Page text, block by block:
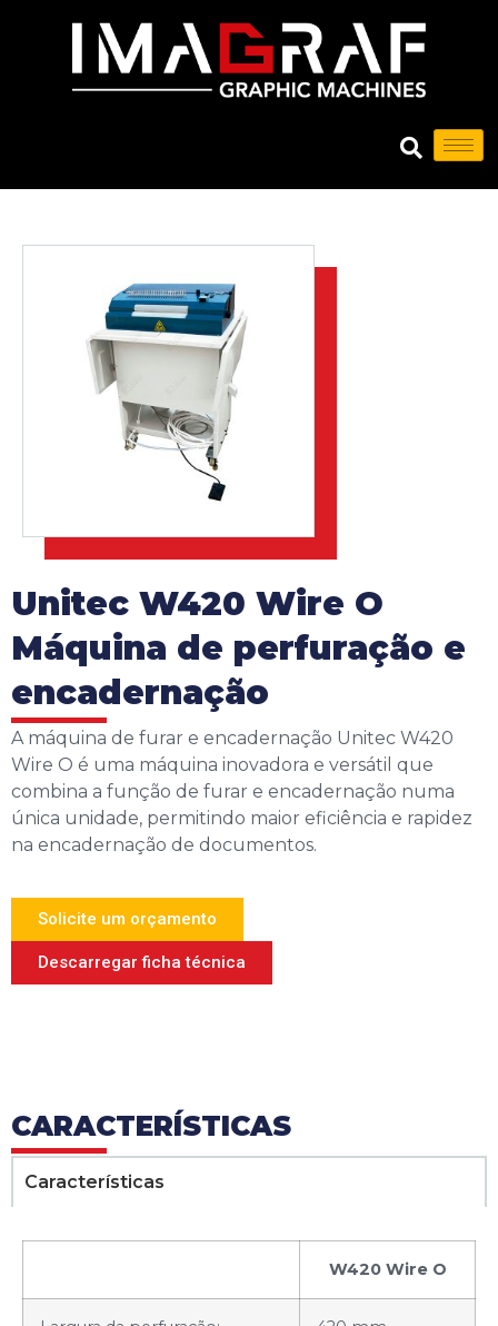
Unitec W420 Wire O
Máquina de perfuração e
encadernação
A máquina de furar e encadernação Unitec W420
Wire O é uma máquina inovadora e versátil que
combina a função de furar e encadernação numa
única unidade, permitindo maior eficiência e rapidez
na encadernação de documentos.
Solicite um orçamento
Descarregar ficha técnica
CARACTERÍSTICAS
Características
W420 Wire O